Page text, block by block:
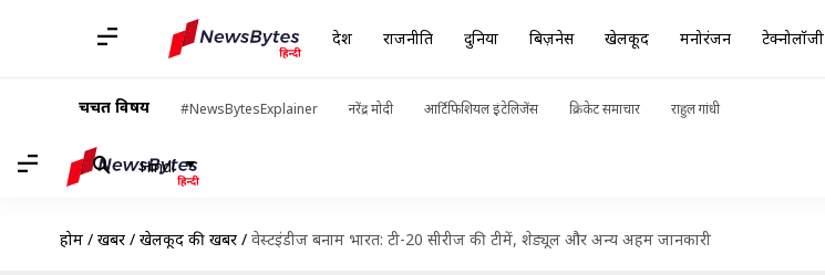
देश राजनीति दुनिया बिज़नेस खेलकूद मनोरंजन टेक्नोलॉजी
चर्चित विषय #NewsBytesExplainer नरेंद्र मोदी आर्टिफिशियल इंटेलिजेंस क्रिकेट समाचार राहुल गांधी
Hindi
होम / खबरें / खेलकूद की खबरें / वेस्टइंडीज बनाम भारत: टी-20 सीरीज की टीमें, शेड्यूल और अन्य अहम जानकारी